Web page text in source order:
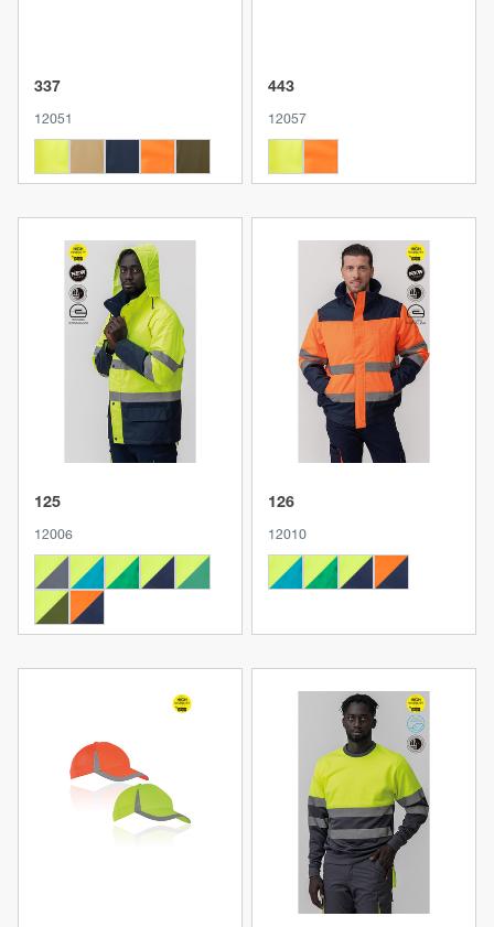
337
12051
443
12057
Produkt anzeigen
125
12006
Produkt anzeigen
126
12010
Produkt anzeigen Produkt anzeigen